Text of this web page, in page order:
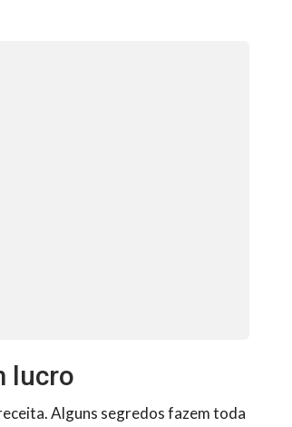
lucro
Alguns segredos fazem toda